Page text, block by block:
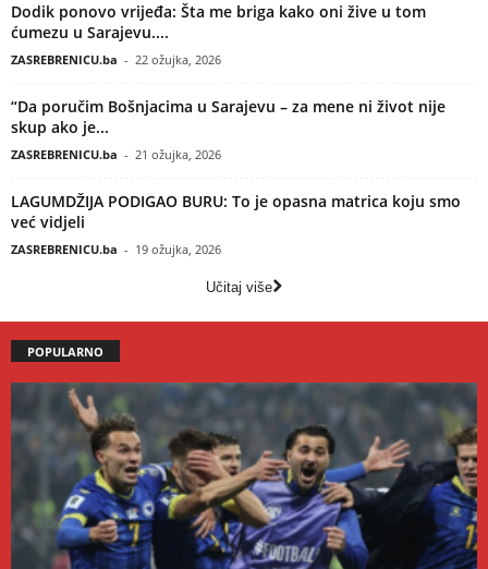
Dodik ponovo vrijeđa: Šta me briga kako oni žive u tom
ćumezu u Sarajevu....
ZASREBRENICU.ba - 22 ožujka, 2026
“Da poručim Bošnjacima u Sarajevu – za mene ni život nije
skup ako je...
ZASREBRENICU.ba - 21 ožujka, 2026
LAGUMDŽIJA PODIGAO BURU: To je opasna matrica koju smo
već vidjeli
ZASREBRENICU.ba - 19 ožujka, 2026
Učitaj više
POPULARNO